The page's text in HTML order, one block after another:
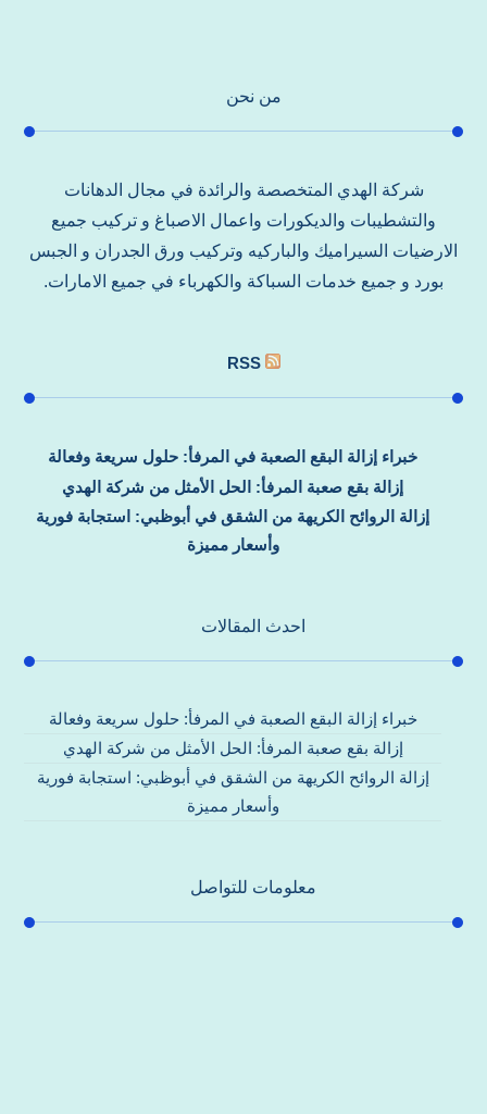
من نحن
شركة الهدي المتخصصة والرائدة في مجال الدهانات
والتشطيبات والديكورات واعمال الاصباغ و تركيب جميع
الارضيات السيراميك والباركيه وتركيب ورق الجدران و الجبس
بورد و جميع خدمات السباكة والكهرباء في جميع الامارات.
RSS
خبراء إزالة البقع الصعبة في المرفأ: حلول سريعة وفعالة
إزالة بقع صعبة المرفأ: الحل الأمثل من شركة الهدي
إزالة الروائح الكريهة من الشقق في أبوظبي: استجابة فورية
وأسعار مميزة
احدث المقالات
خبراء إزالة البقع الصعبة في المرفأ: حلول سريعة وفعالة
إزالة بقع صعبة المرفأ: الحل الأمثل من شركة الهدي
إزالة الروائح الكريهة من الشقق في أبوظبي: استجابة فورية
وأسعار مميزة
معلومات للتواصل